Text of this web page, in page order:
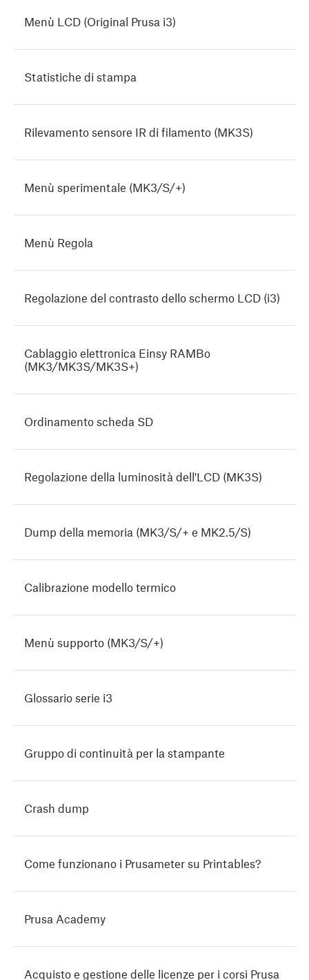
Menù LCD (Original Prusa i3)
Statistiche di stampa
Rilevamento sensore IR di filamento (MK3S)
Menù sperimentale (MK3/S/+)
Menù Regola
Regolazione del contrasto dello schermo LCD (i3)
Cablaggio elettronica Einsy RAMBo
(MK3/MK3S/MK3S+)
Ordinamento scheda SD
Regolazione della luminosità dell'LCD (MK3S)
Dump della memoria (MK3/S/+ e MK2.5/S)
Calibrazione modello termico
Menù supporto (MK3/S/+)
Glossario serie i3
Gruppo di continuità per la stampante
Crash dump
Come funzionano i Prusameter su Printables?
Prusa Academy
Acquisto e gestione delle licenze per i corsi Prusa